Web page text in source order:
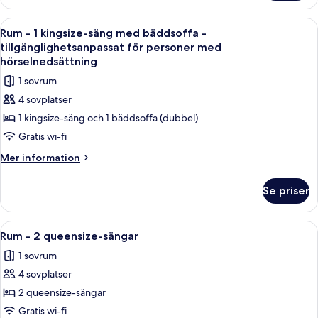
rullstolsanpassad
dusch
-
kingsize-
säng
-
rullstolsanpassad
dusch
Öppna
alla
foton
för
Rum
-
1
kingsize-
säng
-
tillgänglighetsanpassat
för
personer
med
hörselnedsättning
Ett hotellrum med en stor säng, en
6
Rum - 1 kingsize-säng med bäddsoffa -
tillgänglighetsanpassat för personer med
hörselnedsättning
1 sovrum
4 sovplatser
1 kingsize-säng och 1 bäddsoffa (dubbel)
Gratis wi-fi
Mer information
Mer
-
kingsize-
med
bäddsoffa
tillgänglighetsanpassat
för
Se priser
Öppna
alla
foton
för
Rum
-
Ett hotellrum med en stor säng, ett
4
Rum - 2 queensize-sängar
1 sovrum
4 sovplatser
2 queensize-sängar
Gratis wi-fi